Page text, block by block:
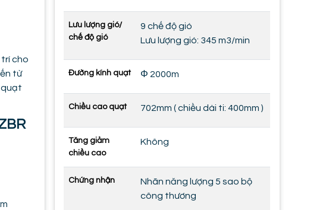
cho
từ
quạt
Lưu lượng gió/
chế độ gió
9 chế độ gió
Lưu lượng gió: 345 m3/min
Đường kính quạt Φ 2000m
Chiều cao quạt 702mm ( chiều dài ti: 400mm )
Tăng giảm
chiều cao
Không
Chứng nhận
Nhãn năng lượng 5 sao bộ
công thương